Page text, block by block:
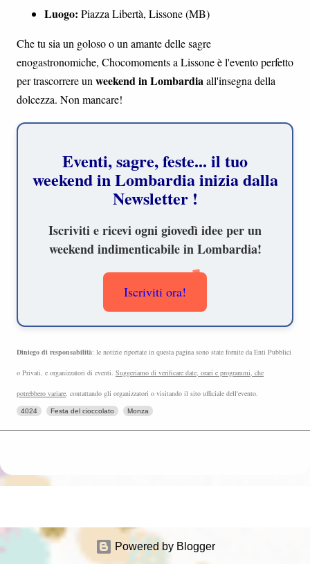
Luogo: Piazza Libertà, Lissone (MB)
Che tu sia un goloso o un amante delle sagre
enogastronomiche, Chocomoments a Lissone è l'evento perfetto
per trascorrere un weekend in Lombardiaall'insegna della
dolcezza. Non mancare!
Eventi, sagre, feste... il tuo
weekend in Lombardia inizia dalla
Newsletter !
Iscriviti e ricevi ogni giovedì idee per un
weekend indimenticabile in Lombardia!
Iscriviti ora!
Diniego di responsabilità: le notizie riportate in questa pagina sono state fornite da Enti Pubblici
o Privati, e organizzatori di eventi. Suggeriamo di verificare date, orari e programmi, che
potrebbero variare, contattando gli organizzatori o visitando il sito ufficiale dell'evento.
4024 Festa del cioccolato Monza
Powered by Blogger